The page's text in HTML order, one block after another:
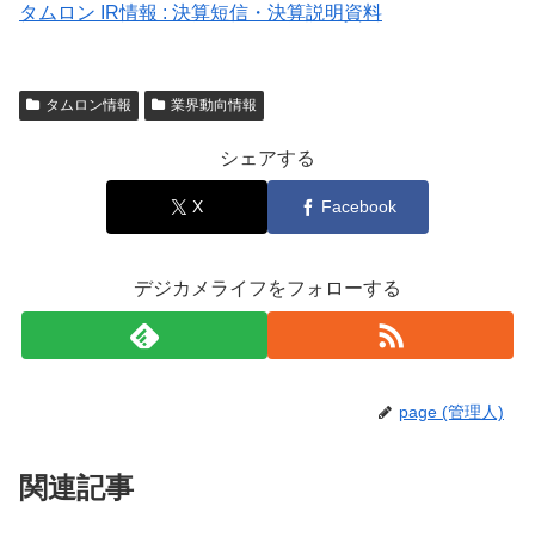
タムロン IR情報 : 決算短信・決算説明資料
タムロン情報 業界動向情報
シェアする
X Facebook
デジカメライフをフォローする
page (管理人)
関連記事